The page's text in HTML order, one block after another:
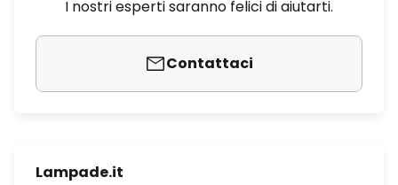
I nostri esperti saranno felici di aiutarti.
Contattaci
Lampade.it